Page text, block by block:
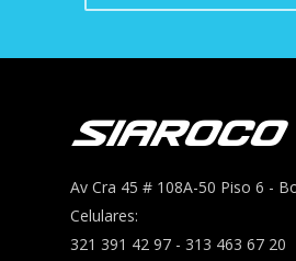
Av Cra 45 # 108A-50 Piso 6 -
Celulares:
321 391 42 97 - 313 463 67 20